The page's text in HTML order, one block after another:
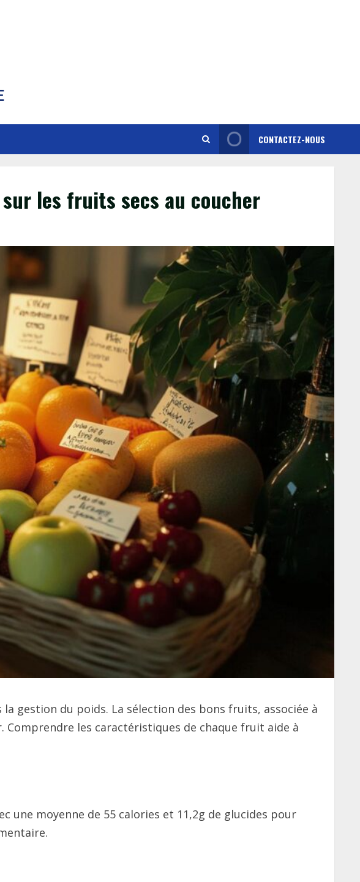
CONTACTEZ-NOUS
les fruits secs au coucher
gestion du poids. La sélection des bons fruits, associée à
les caractéristiques de chaque fruit aide à
une moyenne de 55 calories et 11,2g de glucides pour